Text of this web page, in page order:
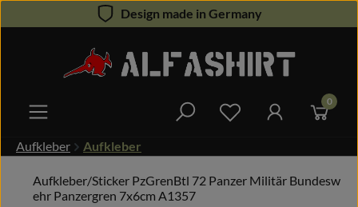
Zum Hauptinhalt springenDesign made in Germany
Du hast 0 0
Aufkleber Aufkleber
Aufkleber/Sticker PzGrenBtl 72 Panzer Militär Bundesw
ehr Panzergren 7x6cm A1357